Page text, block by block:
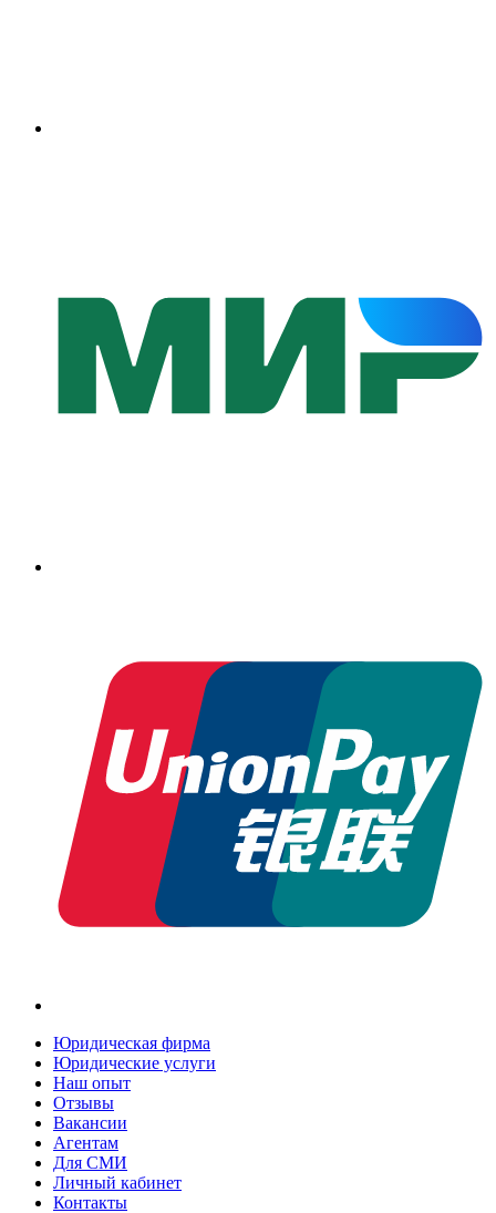
Юридическая фирма
Юридические услуги
Наш опыт
Отзывы
Вакансии
Агентам
Для СМИ
Личный кабинет
Контакты